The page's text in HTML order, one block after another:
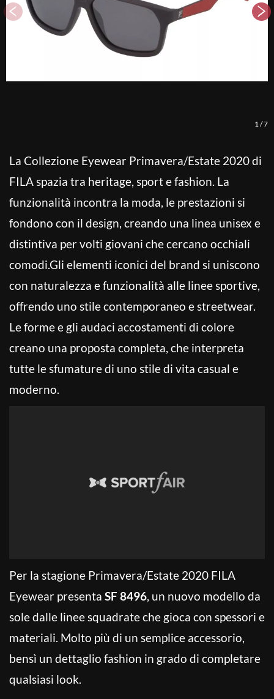
1 /7
La Collezione Eyewear Primavera/Estate 2020 di
FILA spazia tra heritage, sport e fashion. La
funzionalità incontra la moda, le prestazioni si
fondono con il design, creando una linea unisex e
distintiva per volti giovani che cercano occhiali
comodi.Gli elementi iconici del brand si uniscono
con naturalezza e fun­zionalità alle linee sportive,
offrendo uno stile contemporaneo e streetwear.
Le forme e gli audaci accostamenti di colore
creano una proposta completa, che interpreta
tutte le sfumature di uno stile di vita casual e
moderno.
Per la stagione Primavera/Estate 2020 FILA
Eyewear presenta SF 8496, un nuovo modello da
sole dalle linee squadrate che gioca con spessori e
materiali. Molto più di un semplice accessorio,
bensì un dettaglio fashion in grado di completare
qualsiasi look.